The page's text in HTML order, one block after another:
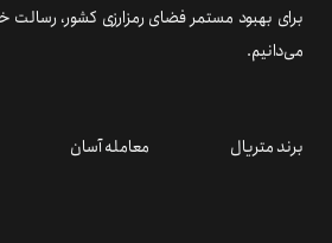
برای بهبود مستمر فضای رمزارزی کشور، رسالت
می‌دانیم.
برند متریال معامله آسان